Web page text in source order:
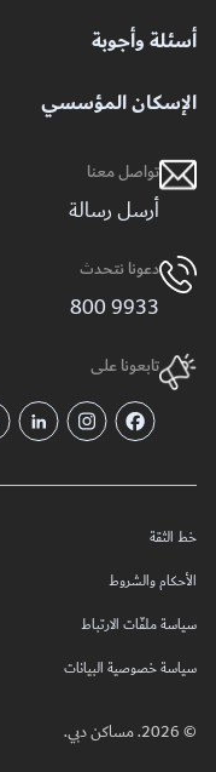
أسئلة وأجوبة
الإسكان المؤسسي
تواصل معنا
أرسل رسالة
دعونا نتحدث
9933 800
تابعونا على
© 2026. مساكن دبي.
خط الثقة
الأحكام والشروط
سياسة ملفّات الارتباط
سياسة خصوصية البيانات